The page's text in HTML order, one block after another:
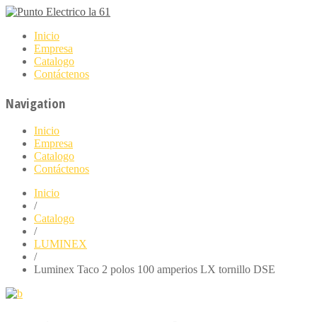
Inicio
Empresa
Catalogo
Contáctenos
Navigation
Inicio
Empresa
Catalogo
Contáctenos
Inicio
/
Catalogo
/
LUMINEX
/
Luminex Taco 2 polos 100 amperios LX tornillo DSE